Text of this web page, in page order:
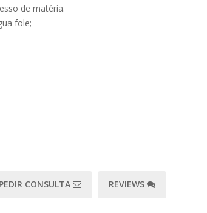
de matéria.
fole;
PEDIR CONSULTA REVIEWS